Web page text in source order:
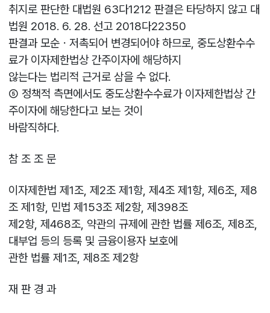
취지로 판단한 대법원 63다1212 판결은 타당하지 않고 대
법원 2018. 6. 28. 선고 2018다22350
판결과 모순ㆍ저촉되어 변경되어야 하므로, 중도상환수수
료가 이자제한법상 간주이자에 해당하지
않는다는 법리적 근거로 삼을 수 없다.
⑤ 정책적 측면에서도 중도상환수수료가 이자제한법상 간
주이자에 해당한다고 보는 것이
바람직하다.
참 조 조 문
이자제한법 제1조, 제2조 제1항, 제4조 제1항, 제6조, 제8
조 제1항, 민법 제153조 제2항, 제398조
제2항, 제468조, 약관의 규제에 관한 법률 제6조, 제8조,
대부업 등의 등록 및 금융이용자 보호에
관한 법률 제1조, 제8조 제2항
재 판 경 과